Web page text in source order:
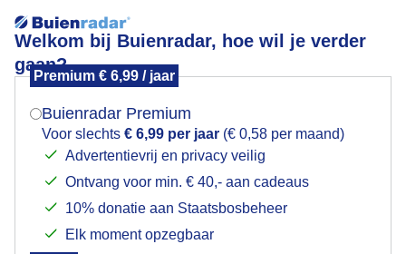
Welkom bij Buienradar, hoe wil je verder
gaan?
Premium € 6,99 / jaar
Buienradar Premium
Voor slechts € 6,99 per jaar (€ 0,58 per maand)
Advertentievrij en privacy veilig
Ontvang voor min. € 40,- aan cadeaus
10% donatie aan Staatsbosbeheer
Elk moment opzegbaar
staalblauwelucht
Mogen we je locatie gebruiken voor het
Indien je hier nog geen akkoord op hebt gegeven,
verschijnt er zo een pop-up uit je browser waarin